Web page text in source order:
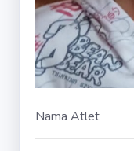
Nama Atlet